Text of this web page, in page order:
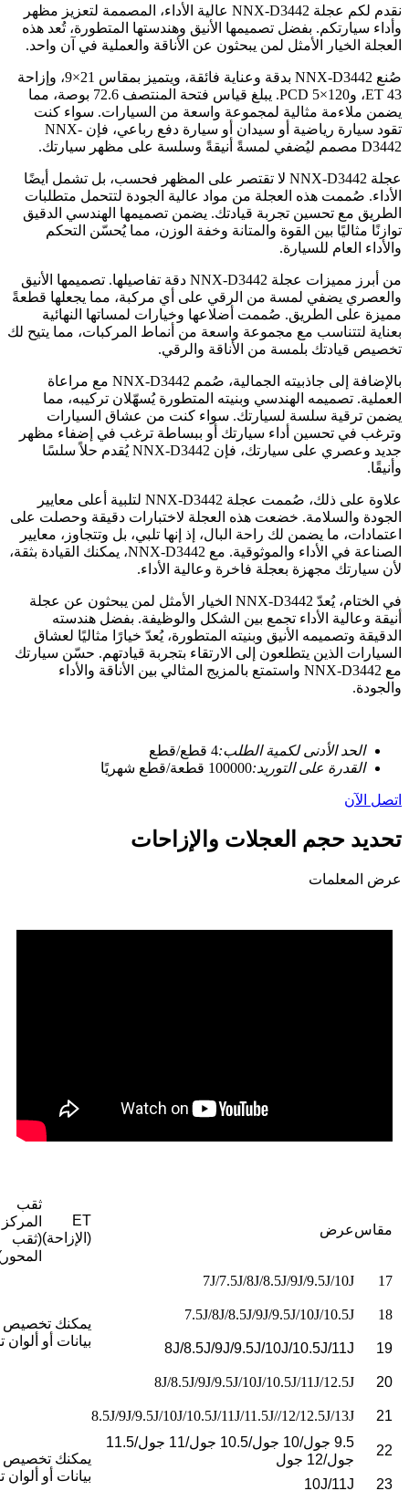
نقدم لكم عجلة NNX-D3442 عالية الأداء، المصممة لتعزيز مظهر
وأداء سيارتكم. بفضل تصميمها الأنيق وهندستها المتطورة، تُعد هذه
العجلة الخيار الأمثل لمن يبحثون عن الأناقة والعملية في آن واحد.
صُنع NNX-D3442 بدقة وعناية فائقة، ويتميز بمقاس 21×9، وإزاحة
ET 43، وPCD 5×120. يبلغ قياس فتحة المنتصف 72.6 بوصة، مما
يضمن ملاءمة مثالية لمجموعة واسعة من السيارات. سواء كنت
تقود سيارة رياضية أو سيدان أو سيارة دفع رباعي، فإن NNX-
D3442 مصمم ليُضفي لمسةً أنيقةً وسلسة على مظهر سيارتك.
عجلة NNX-D3442 لا تقتصر على المظهر فحسب، بل تشمل أيضًا
الأداء. صُممت هذه العجلة من مواد عالية الجودة لتتحمل متطلبات
الطريق مع تحسين تجربة قيادتك. يضمن تصميمها الهندسي الدقيق
توازنًا مثاليًا بين القوة والمتانة وخفة الوزن، مما يُحسّن التحكم
والأداء العام للسيارة.
من أبرز مميزات عجلة NNX-D3442 دقة تفاصيلها. تصميمها الأنيق
والعصري يضفي لمسة من الرقي على أي مركبة، مما يجعلها قطعةً
مميزة على الطريق. صُممت أضلاعها وخيارات لمساتها النهائية
بعناية لتتناسب مع مجموعة واسعة من أنماط المركبات، مما يتيح لك
تخصيص قيادتك بلمسة من الأناقة والرقي.
بالإضافة إلى جاذبيته الجمالية، صُمم NNX-D3442 مع مراعاة
العملية. تصميمه الهندسي وبنيته المتطورة يُسهّلان تركيبه، مما
يضمن ترقية سلسة لسيارتك. سواء كنت من عشاق السيارات
وترغب في تحسين أداء سيارتك أو ببساطة ترغب في إضفاء مظهر
جديد وعصري على سيارتك، فإن NNX-D3442 يُقدم حلاً سلسًا
وأنيقًا.
علاوة على ذلك، صُممت عجلة NNX-D3442 لتلبية أعلى معايير
الجودة والسلامة. خضعت هذه العجلة لاختبارات دقيقة وحصلت على
اعتمادات، ما يضمن لك راحة البال، إذ إنها تلبي، بل وتتجاوز، معايير
الصناعة في الأداء والموثوقية. مع NNX-D3442، يمكنك القيادة بثقة،
لأن سيارتك مجهزة بعجلة فاخرة وعالية الأداء.
في الختام، يُعدّ NNX-D3442 الخيار الأمثل لمن يبحثون عن عجلة
أنيقة وعالية الأداء تجمع بين الشكل والوظيفة. بفضل هندسته
الدقيقة وتصميمه الأنيق وبنيته المتطورة، يُعدّ خيارًا مثاليًا لعشاق
السيارات الذين يتطلعون إلى الارتقاء بتجربة قيادتهم. حسّن سيارتك
مع NNX-D3442 واستمتع بالمزيج المثالي بين الأناقة والأداء
والجودة.
الحد الأدنى لكمية الطلب:4 قطع/قطع
القدرة على التوريد:100000 قطعة/قطع شهريًا
اتصل الآن
تحديد حجم العجلات والإزاحات
عرض المعلمات
مقاسعرض
ET
(الإزاحة)
ثقب
المركز
(ثقب
17
7J/7.5J/8J/8.5J/9J/9.5J/10J
يمكنك تخصيص
بيانات أو ألوان
18
7.5J/8J/8.5J/9J/9.5J/10J/10.5J
19
8J/8.5J/9J/9.5J/10J/10.5J/11J
20
8J/8.5J/9J/9.5J/10J/10.5J/11J/12.5J
21
8.5J/9J/9.5J/10J/10.5J/11J/11.5J//12/12.5J/13J
يمكنك تخصيص
بيانات أو ألوان
22
9.5 جول/10 جول/10.5 جول/11 جول/11.5
جول/12 جول
23
10J/11J